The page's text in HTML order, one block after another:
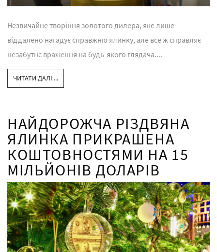
Незвичайне творіння золотого дилера, яке лише
віддалено нагадує справжню ялинку, але все ж справляє
незабутнє враження на будь-якого глядача....
ЧИТАТИ ДАЛІ ...
НАЙДОРОЖЧА РІЗДВЯНА
ЯЛИНКА ПРИКРАШЕНА
КОШТОВНОСТЯМИ НА 15
МІЛЬЙОНІВ ДОЛАРІВ